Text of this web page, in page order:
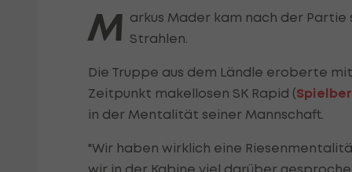
M arkus Mader kam nach der
Strahlen.
Die Truppe aus dem Ländle eroberte
Zeitpunkt makellosen SK Rapid (
in der Mentalität seiner Mannschaft.
"Wir haben wirklich eine